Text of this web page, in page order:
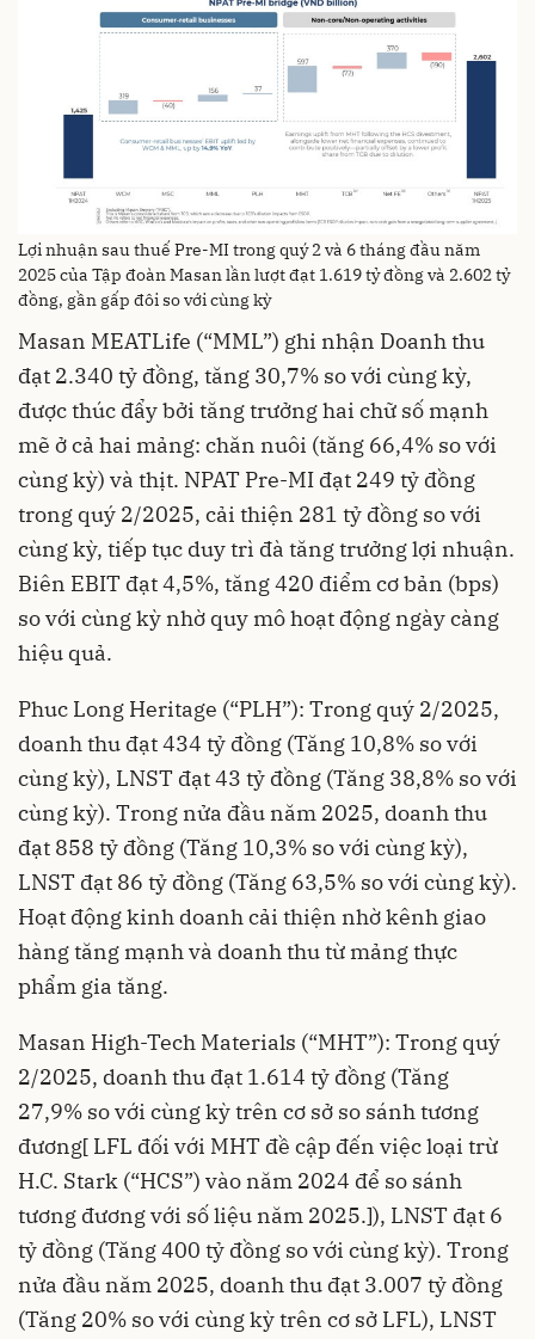
Lợi nhuận sau thuế Pre-MI trong quý 2 và 6 tháng đầu năm
2025 của Tập đoàn Masan lần lượt đạt 1.619 tỷ đồng và 2.602 tỷ
đồng, gần gấp đôi so với cùng kỳ
Masan MEATLife (“MML”) ghi nhận Doanh thu
đạt 2.340 tỷ đồng, tăng 30,7% so với cùng kỳ,
được thúc đẩy bởi tăng trưởng hai chữ số mạnh
mẽ ở cả hai mảng: chăn nuôi (tăng 66,4% so với
cùng kỳ) và thịt. NPAT Pre-MI đạt 249 tỷ đồng
trong quý 2/2025, cải thiện 281 tỷ đồng so với
cùng kỳ, tiếp tục duy trì đà tăng trưởng lợi nhuận.
Biên EBIT đạt 4,5%, tăng 420 điểm cơ bản (bps)
so với cùng kỳ nhờ quy mô hoạt động ngày càng
hiệu quả.
Phuc Long Heritage (“PLH”): Trong quý 2/2025,
doanh thu đạt 434 tỷ đồng (Tăng 10,8% so với
cùng kỳ), LNST đạt 43 tỷ đồng (Tăng 38,8% so với
cùng kỳ). Trong nửa đầu năm 2025, doanh thu
đạt 858 tỷ đồng (Tăng 10,3% so với cùng kỳ),
LNST đạt 86 tỷ đồng (Tăng 63,5% so với cùng kỳ).
Hoạt động kinh doanh cải thiện nhờ kênh giao
hàng tăng mạnh và doanh thu từ mảng thực
phẩm gia tăng.
Masan High-Tech Materials (“MHT”): Trong quý
2/2025, doanh thu đạt 1.614 tỷ đồng (Tăng
27,9% so với cùng kỳ trên cơ sở so sánh tương
đương[ LFL đối với MHT đề cập đến việc loại trừ
H.C. Stark (“HCS”) vào năm 2024 để so sánh
tương đương với số liệu năm 2025.]), LNST đạt 6
tỷ đồng (Tăng 400 tỷ đồng so với cùng kỳ). Trong
nửa đầu năm 2025, doanh thu đạt 3.007 tỷ đồng
(Tăng 20% so với cùng kỳ trên cơ sở LFL), LNST